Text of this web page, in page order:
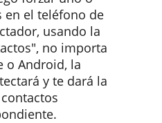
en el teléfono de
usando la
no importa
o Android, la
y te dará la